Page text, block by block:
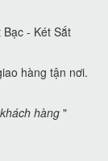
Bạc - Két Sắt
hàng tận nơi.
hàng "